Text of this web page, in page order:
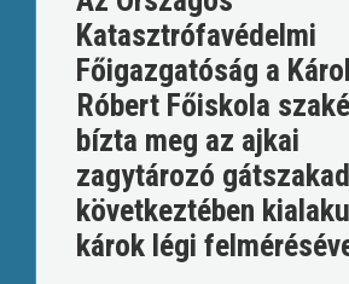
Katasztrófavédelmi
Főigazgatóság a
Róbert Főiskola
bízta meg az ajkai
zagytározó
következtében
károk légi